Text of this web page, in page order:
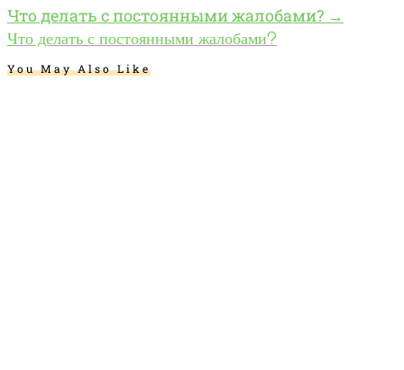
Что делать с постоянными жалобами? →
Что делать с постоянными жалобами?
You May Also Like